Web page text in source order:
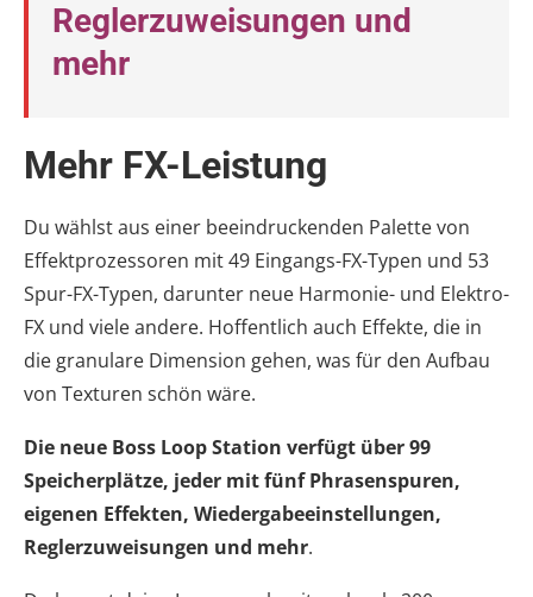
Reglerzuweisungen und
mehr
Mehr FX-Leistung
Du wählst aus einer beeindruckenden Palette von
Effektprozessoren mit 49 Eingangs-FX-Typen und 53
Spur-FX-Typen, darunter neue Harmonie- und Elektro-
FX und viele andere. Hoffentlich auch Effekte, die in
die granulare Dimension gehen, was für den Aufbau
von Texturen schön wäre.
Die neue Boss Loop Station verfügt über 99
Speicherplätze, jeder mit fünf Phrasenspuren,
eigenen Effekten, Wiedergabeeinstellungen,
Reglerzuweisungen und mehr.